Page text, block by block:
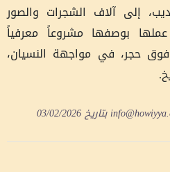
إلى آلاف الشجرات والصور
بوصفها مشروعاً معرفياً
فوق حجر، في مواجهة النسيان،
بتاريخ03/02/2026